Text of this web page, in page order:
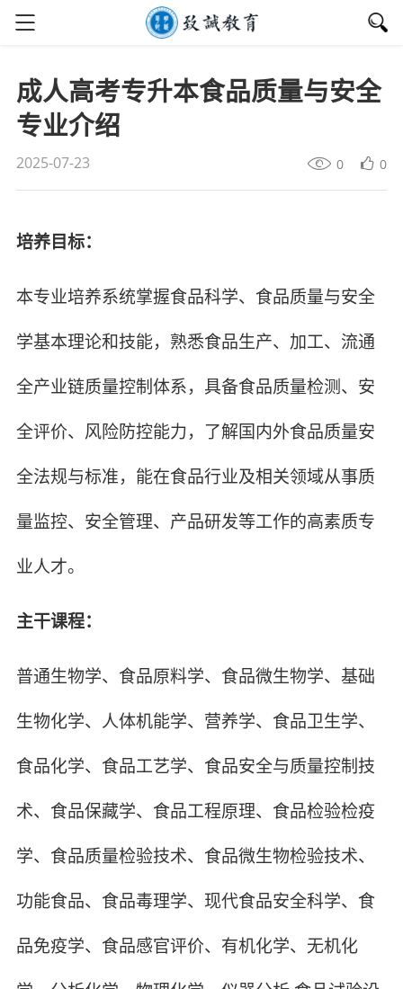
成人高考专升本食品质量与安全
专业介绍
2025-07-23 0 0
培养目标：
本专业培养系统掌握食品科学、食品质量与安全
学基本理论和技能，熟悉食品生产、加工、流通
全产业链质量控制体系，具备食品质量检测、安
全评价、风险防控能力，了解国内外食品质量安
全法规与标准，能在食品行业及相关领域从事质
量监控、安全管理、产品研发等工作的高素质专
业人才。
主干课程：
普通生物学、食品原料学、食品微生物学、基础
生物化学、人体机能学、营养学、食品卫生学、
食品化学、食品工艺学、食品安全与质量控制技
术、食品保藏学、食品工程原理、食品检验检疫
学、食品质量检验技术、食品微生物检验技术、
功能食品、食品毒理学、现代食品安全科学、食
品免疫学、食品感官评价、有机化学、无机化